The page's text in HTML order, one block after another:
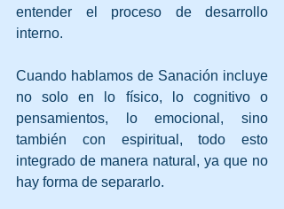
entender el proceso de desarrollo
interno.
Cuando hablamos de Sanación incluye
no solo en lo físico, lo cognitivo o
pensamientos, lo emocional, sino
también con espiritual, todo esto
integrado de manera natural, ya que no
hay forma de separarlo.